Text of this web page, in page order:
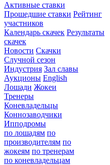
Активные ставки
Прошедшие ставки Рейтинг
участников
Календарь скачек Результаты
скачек
Новости Скачки
Случной сезон
Индустрия Зал славы
Аукционы English
Лошади Жокеи
Тренеры
Коневладельцы
Коннозаводчики
Ипподромы
по лошадям по
производителям по
жокеям по тренерам
по коневладельцам